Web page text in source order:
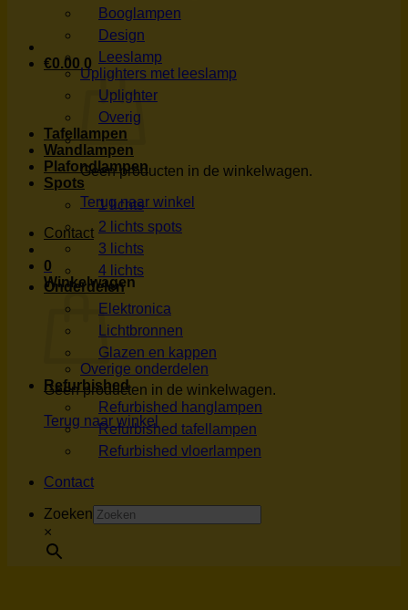
€0.00 0
Geen producten in de winkelwagen.
Terug naar winkel
Contact
0
Winkelwagen
Geen producten in de winkelwagen.
Terug naar winkel
Booglampen
Design
Leeslamp
Uplighters met leeslamp
Uplighter
Overig
Tafellampen
Wandlampen
Plafondlampen
Spots
1 lichts
2 lichts spots
3 lichts
4 lichts
Onderdelen
Elektronica
Lichtbronnen
Glazen en kappen
Overige onderdelen
Refurbished
Refurbished hanglampen
Refurbished tafellampen
Refurbished vloerlampen
Contact
Zoeken
×